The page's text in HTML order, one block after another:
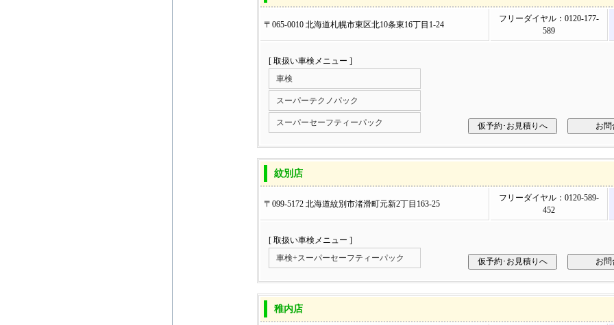
〒065-0010 北海道札幌市東区北10条東16丁目1-24
フリーダイヤル：0120-177-
589
[ 取扱い車検メニュー ]
車検
スーパーテクノパック
スーパーセーフティーパック
紋別店
〒099-5172 北海道紋別市渚滑町元新2丁目163-25
フリーダイヤル：0120-589-
452
[ 取扱い車検メニュー ]
車検+スーパーセーフティーパック
稚内店